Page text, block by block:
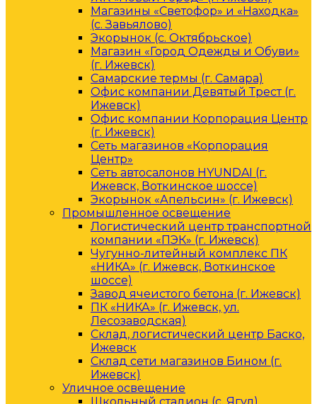
Магазины «Светофор» и «Находка»
(с. Завьялово)
Экорынок (с. Октябрьское)
Магазин «Город Одежды и Обуви»
(г. Ижевск)
Самарские термы (г. Самара)
Офис компании Девятый Трест (г.
Ижевск)
Офис компании Корпорация Центр
(г. Ижевск)
Сеть магазинов «Корпорация
Центр»
Сеть автосалонов HYUNDAI (г.
Ижевск, Воткинское шоссе)
Экорынок «Апельсин» (г. Ижевск)
Промышленное освещение
Логистический центр транспортной
компании «ПЭК» (г. Ижевск)
Чугунно-литейный комплекс ПК
«НИКА» (г. Ижевск, Воткинское
шоссе)
Завод ячеистого бетона (г. Ижевск)
ПК «НИКА» (г. Ижевск, ул.
Лесозаводская)
Склад, логистический центр Баско,
Ижевск
Склад сети магазинов Бином (г.
Ижевск)
Уличное освещение